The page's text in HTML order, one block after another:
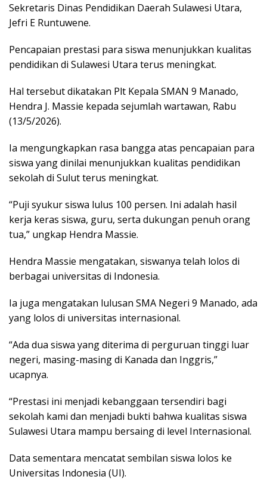
Sekretaris Dinas Pendidikan Daerah Sulawesi Utara,
Jefri E Runtuwene.
Pencapaian prestasi para siswa menunjukkan kualitas
pendidikan di Sulawesi Utara terus meningkat.
Hal tersebut dikatakan Plt Kepala SMAN 9 Manado,
Hendra J. Massie kepada sejumlah wartawan, Rabu
(13/5/2026).
Ia mengungkapkan rasa bangga atas pencapaian para
siswa yang dinilai menunjukkan kualitas pendidikan
sekolah di Sulut terus meningkat.
“Puji syukur siswa lulus 100 persen. Ini adalah hasil
kerja keras siswa, guru, serta dukungan penuh orang
tua,” ungkap Hendra Massie.
Hendra Massie mengatakan, siswanya telah lolos di
berbagai universitas di Indonesia.
Ia juga mengatakan lulusan SMA Negeri 9 Manado, ada
yang lolos di universitas internasional.
“Ada dua siswa yang diterima di perguruan tinggi luar
negeri, masing-masing di Kanada dan Inggris,”
ucapnya.
“Prestasi ini menjadi kebanggaan tersendiri bagi
sekolah kami dan menjadi bukti bahwa kualitas siswa
Sulawesi Utara mampu bersaing di level Internasional.
Data sementara mencatat sembilan siswa lolos ke
Universitas Indonesia (UI).